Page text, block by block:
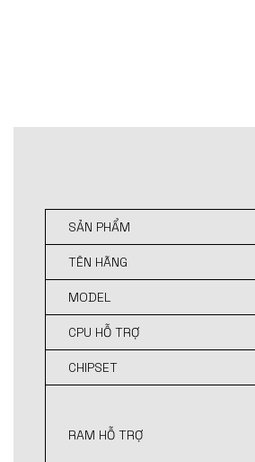
SẢN PHẨM
TÊN HÃNG
MODEL
CPU HỖ TRỢ
CHIPSET
RAM HỖ TRỢ